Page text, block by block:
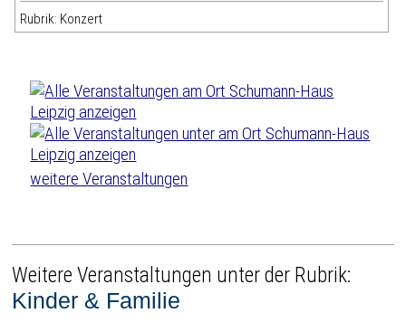
Rubrik: Konzert
weitere Veranstaltungen
Weitere Veranstaltungen unter der Rubrik:
Kinder & Familie